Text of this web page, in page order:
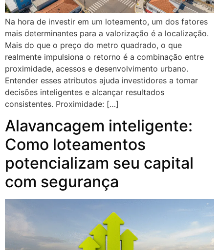
Na hora de investir em um loteamento, um dos fatores
mais determinantes para a valorização é a localização.
Mais do que o preço do metro quadrado, o que
realmente impulsiona o retorno é a combinação entre
proximidade, acessos e desenvolvimento urbano.
Entender esses atributos ajuda investidores a tomar
decisões inteligentes e alcançar resultados
consistentes. Proximidade: […]
Alavancagem inteligente:
Como loteamentos
potencializam seu capital
com segurança